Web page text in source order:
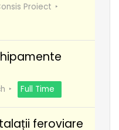
Proiect
Full Time
feroviare